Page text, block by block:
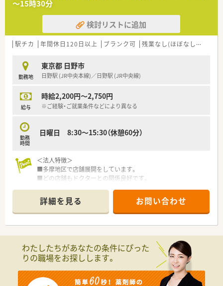
とも可能です。
■その他にも、管理部門や商品部門等の本社スタッフなど活動領
域は多種多様です。
■在宅実施店舗は年々増加しており、在宅医療へもしっかりと関
わる事ができます。
時短勤務ができるよう変更予定です。
■年間休日が120日とワークライフバランスが整っています
■日用品から常備薬まで、従業員割引制度など嬉しいメリットも
～15時30分
検討リストに追加
駅チカ 年間休日120日以上 ブランク可 残業なし(ほぼなし含む)
勤務地
東京都 日野市
日野駅 (JR中央本線)／日野駅 (JR中央線)
給与
時給2,200円～2,750円
※ご経験・ご就業条件などにより異なる
勤務
時間
日曜日 8:30〜15:30（休憩60分）
＜法人特徴＞
■多摩地区で店舗展開をしています。
■どの店舗もドクターとの関係良好です。
企業です。
■平均年齢は40代ですが、幅広い世代の薬剤師さまが活躍中で
す。
■門前のドクターや患者さまとの関係も非常に良好です。
■1日20枚程度。
詳細を見る お問い合わせ
わたしたちがあなたの条件にぴった
りの職場をお探しします。